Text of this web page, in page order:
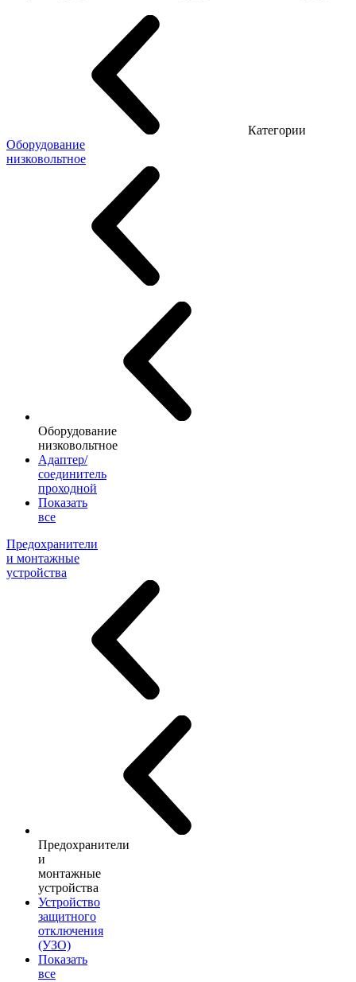
Категории
Оборудование
низковольтное
Оборудование
низковольтное
Адаптер/
соединитель
проходной
Показать
все
Предохранители
и монтажные
устройства
Предохранители
и
монтажные
устройства
Устройство
защитного
отключения
(УЗО)
Показать
все